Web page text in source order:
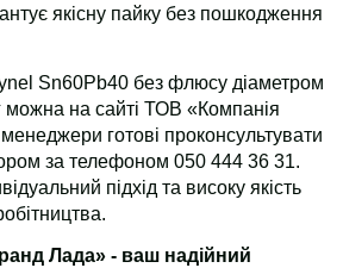
якісну пайку без пошкодження
Sn60Pb40 без флюсу діаметром
на сайті ТОВ «Компанія
готові проконсультувати
за телефоном 050 444 36 31.
підхід та високу якість
Лада» - ваш надійний